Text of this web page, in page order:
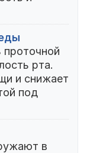
проточной
рта.
и снижает
под
в